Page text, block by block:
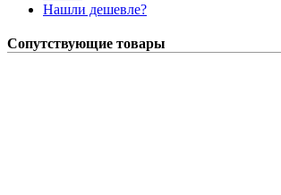
Нашли дешевле?
Сопутствующие товары